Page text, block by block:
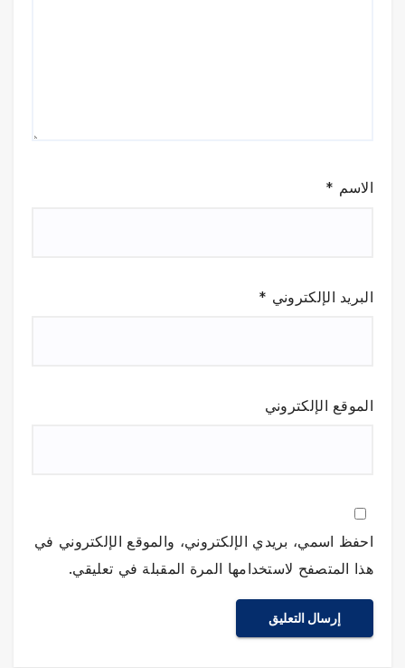
الاسم *
البريد الإلكتروني *
الموقع الإلكتروني
احفظ اسمي، بريدي الإلكتروني، والموقع الإلكتروني في
هذا المتصفح لاستخدامها المرة المقبلة في تعليقي.